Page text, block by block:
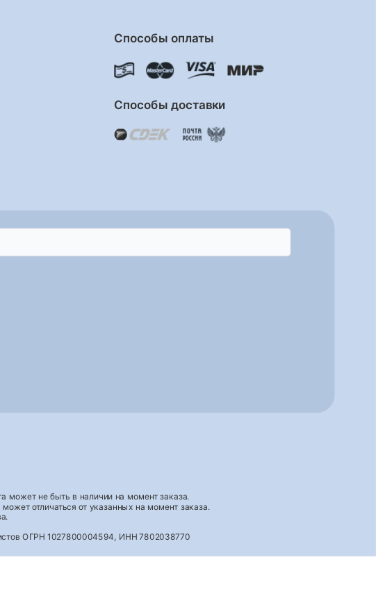
Способы оплаты
Способы доставки
может не быть в наличии на момент заказа.
отличаться от указанных на момент заказа.
ОГРН 1027800004594, ИНН 7802038770